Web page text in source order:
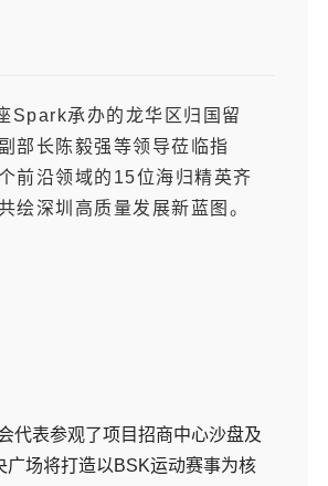
Spark承办的龙华区归国留
部长陈毅强等领导莅临指
前沿领域的15位海归精英齐
绘深圳高质量发展新蓝图。
代表参观了项目招商中心沙盘及
场将打造以BSK运动赛事为核